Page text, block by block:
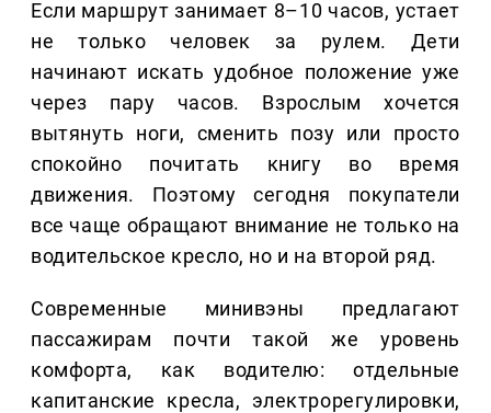
Если маршрут занимает 8–10 часов, устает
не только человек за рулем. Дети
начинают искать удобное положение уже
через пару часов. Взрослым хочется
вытянуть ноги, сменить позу или просто
спокойно почитать книгу во время
движения. Поэтому сегодня покупатели
все чаще обращают внимание не только на
водительское кресло, но и на второй ряд.
Современные минивэны предлагают
пассажирам почти такой же уровень
комфорта, как водителю: отдельные
капитанские кресла, электрорегулировки,